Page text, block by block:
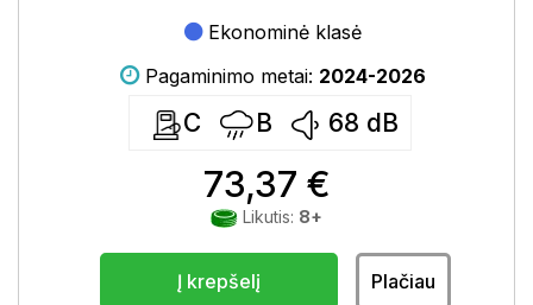
Ekonominė klasė
Pagaminimo metai: 2024-2026
C B 68 dB
73,37 €
Likutis: 8+
Į krepšelį Plačiau